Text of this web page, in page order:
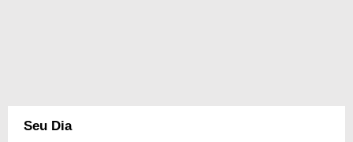
Seu Dia